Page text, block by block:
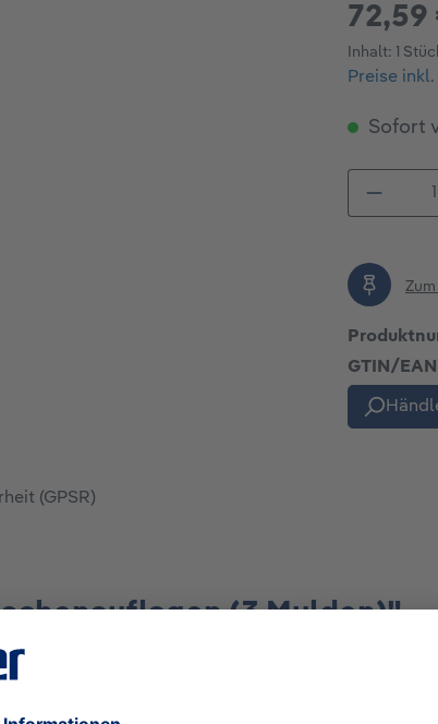
Inhalt: 1
Preise
Sofort
GTIN/
(GPSR)
(3 Mulden)"
ist eine Formeinlage für Schränke mit 600 mm
Maße betragen ca. 560 x 30 x 390 mm.